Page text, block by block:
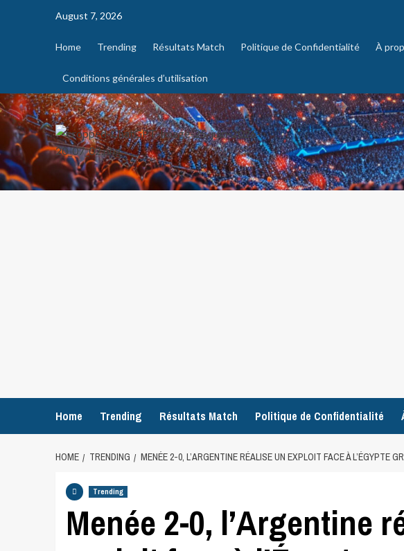
August 7, 2026
Home Trending Résultats Match Politique de Confidentialité À
Conditions générales d’utilisation
Home Trending Résultats Match Politique de Confidentialité
HOME TRENDING MENÉE 2-0, L’ARGENTINE RÉALISE UN EXPLOIT FACE À L’ÉGYPTE
Trending
Menée 2-0, l’Argentine